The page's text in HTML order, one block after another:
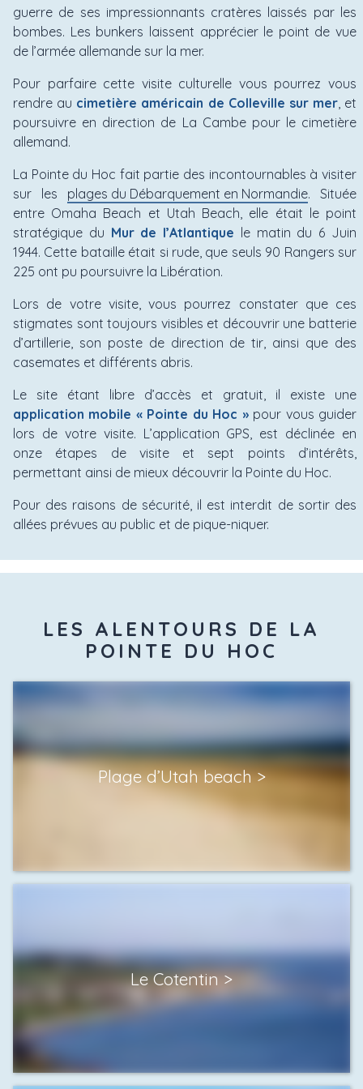
guerre de ses impressionnants cratères laissés par les
bombes. Les bunkers laissent apprécier le point de vue
de l’armée allemande sur la mer.
Pour parfaire cette visite culturelle vous pourrez vous
rendre au cimetière américain de Colleville sur mer, et
poursuivre en direction de La Cambe pour le cimetière
allemand.
La Pointe du Hoc fait partie des incontournables à visiter
sur les plages du Débarquement en Normandie. Située
entre Omaha Beach et Utah Beach, elle était le point
stratégique du Mur de l’Atlantique le matin du 6 Juin
1944. Cette bataille était si rude, que seuls 90 Rangers sur
225 ont pu poursuivre la Libération.
Lors de votre visite, vous pourrez constater que ces
stigmates sont toujours visibles et découvrir une batterie
d’artillerie, son poste de direction de tir, ainsi que des
casemates et différents abris.
Le site étant libre d’accès et gratuit, il existe une
application mobile « Pointe du Hoc »pour vous guider
lors de votre visite. L’application GPS, est déclinée en
onze étapes de visite et sept points d’intérêts,
permettant ainsi de mieux découvrir la Pointe du Hoc.
Pour des raisons de sécurité, il est interdit de sortir des
allées prévues au public et de pique-niquer.
LES ALENTOURS DE LA
POINTE DU HOC
Plage d’Utah beach
Le Cotentin